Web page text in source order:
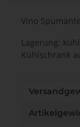
Vino
Lagerung:
Kühlschrank
Wert